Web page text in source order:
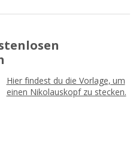
Hier findest du die Vorlage, um
einen Nikolauskopf zu stecken.